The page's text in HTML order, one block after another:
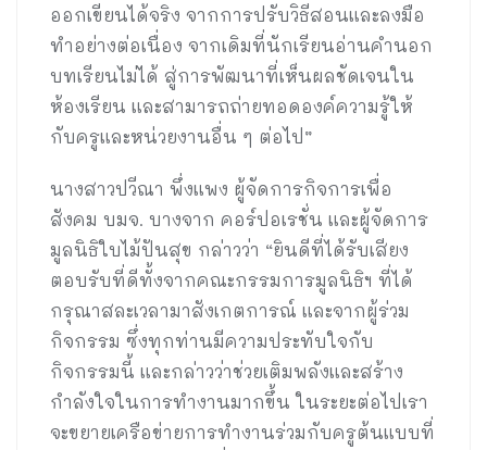
ออกเขียนได้จริง จากการปรับวิธีสอนและลงมือ
ทำอย่างต่อเนื่อง จากเดิมที่นักเรียนอ่านคำนอก
บทเรียนไม่ได้ สู่การพัฒนาที่เห็นผลชัดเจนใน
ห้องเรียน และสามารถถ่ายทอดองค์ความรู้ให้
กับครูและหน่วยงานอื่น ๆ ต่อไป”
นางสาวปวีณา พึ่งแพง ผู้จัดการกิจการเพื่อ
สังคม บมจ. บางจาก คอร์ปอเรชั่น และผู้จัดการ
มูลนิธิใบไม้ปันสุข กล่าวว่า “ยินดีที่ได้รับเสียง
ตอบรับที่ดีทั้งจากคณะกรรมการมูลนิธิฯ ที่ได้
กรุณาสละเวลามาสังเกตการณ์ และจากผู้ร่วม
กิจกรรม ซึ่งทุกท่านมีความประทับใจกับ
กิจกรรมนี้ และกล่าวว่าช่วยเติมพลังและสร้าง
กำลังใจในการทำงานมากขึ้น ในระยะต่อไปเรา
จะขยายเครือข่ายการทำงานร่วมกับครูต้นแบบที่